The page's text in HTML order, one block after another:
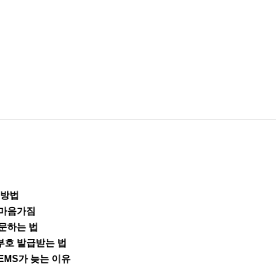
법
음가짐
하는 법
호 발급받는 법
가 늦는 이유